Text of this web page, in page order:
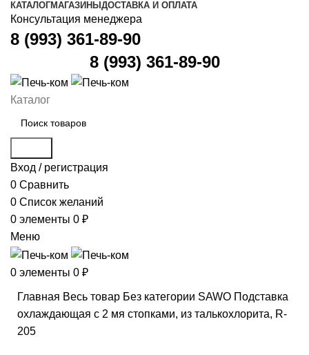
КАТАЛОГМАГАЗИНЫ ДОСТАВКА И ОПЛАТА
Консультация менеджера
8 (993) 361-89-90
8 (993) 361-89-90
Каталог
Вход / регистрация
0 Сравнить
0 Список желаний
0 элементы 0 ₽
Меню
0 элементы 0 ₽
Главная Весь товар Без категории SAWO Подставка
охлаждающая c 2 мя стопками, из талькохлорита, R-
205